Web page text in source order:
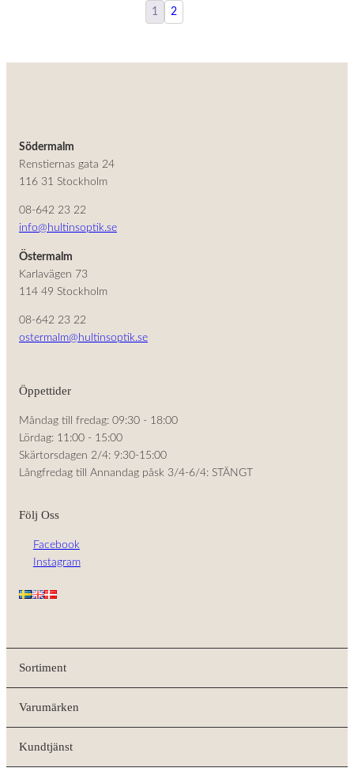
1 2
Södermalm
Renstiernas gata 24
116 31 Stockholm
08-642 23 22
info@hultinsoptik.se
Östermalm
Karlavägen 73
114 49 Stockholm
08-642 23 22
ostermalm@hultinsoptik.se
Öppettider
Måndag till fredag: 09:30 - 18:00
Lördag: 11:00 - 15:00
Skärtorsdagen 2/4: 9:30-15:00
Långfredag till Annandag påsk 3/4-6/4: STÄNGT
Följ Oss
Facebook
Instagram
Sortiment
Varumärken
Kundtjänst